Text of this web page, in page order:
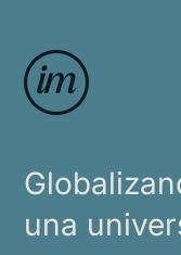
una